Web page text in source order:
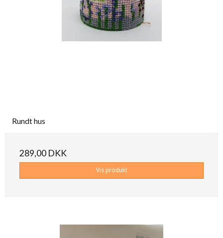
Rundt hus
289,00 DKK
Vis produkt